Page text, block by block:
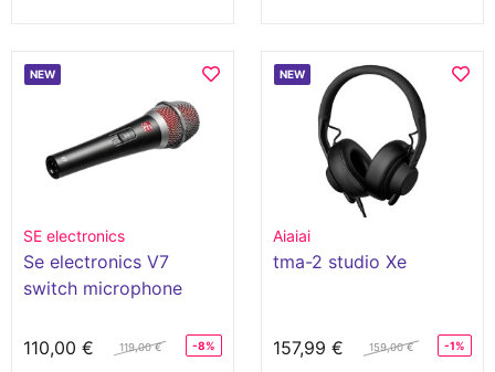
NEW
SE electronics
Se electronics V7
switch microphone
110,00 € 119,00 € -8%
NEW
Aiaiai
tma-2 studio Xe
157,99 € 159,00 € -1%